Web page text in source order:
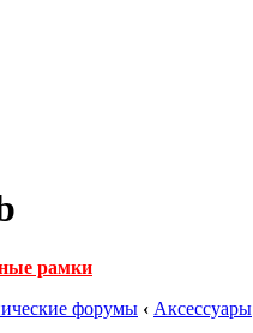
рамки
форумы ‹ Аксессуары